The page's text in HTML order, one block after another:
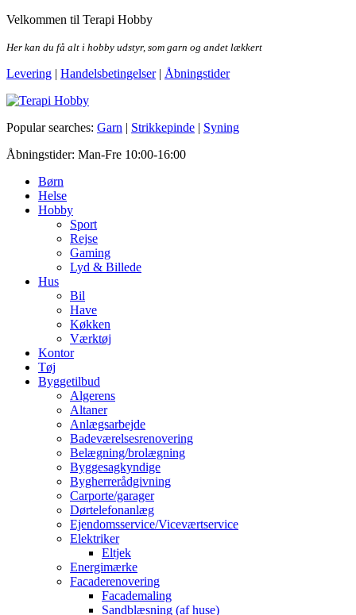
Skip
the
Velkommen til Terapi Hobby
Her kan du få alt i hobby udstyr, som garn og andet lækkert
Levering | Handelsbetingelser| Åbningstider
Terapi Hobby
Popular searches: Garn | Strikkepinde | Syning
Åbningstider: Man-Fre 10:00-16:00
Børn
Helse
Hobby
Sport
Rejse
Gaming
Lyd & Billede
Hus
Bil
Have
Køkken
Værktøj
Kontor
Tøj
Byggetilbud
Algerens
Altaner
Anlægsarbejde
Badeværelsesrenovering
Belægning/brolægning
Byggesagkyndige
Bygherrerådgivning
Carporte/garager
Dørtelefonanlæg
Ejendomsservice/Viceværtservice
Elektriker
Eltjek
Energimærke
Facaderenovering
Facademaling
Sandblæsning (af huse)